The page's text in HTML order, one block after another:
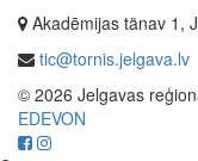
Akadēmijas tänav 1,
tic@tornis.jelgava.lv
© 2026 Jelgavas
EDEVON